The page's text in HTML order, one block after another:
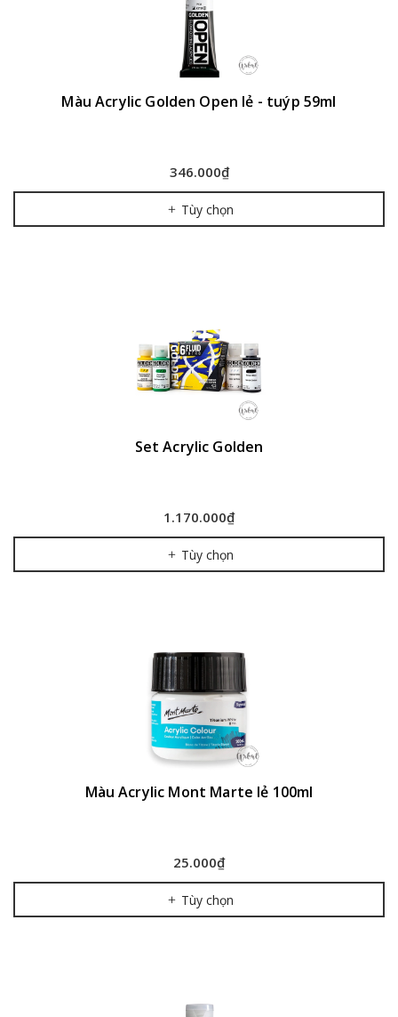
Màu Acrylic Golden Open lẻ - tuýp 59ml
346.000₫
Tùy chọn
Set Acrylic Golden
1.170.000₫
Tùy chọn
Màu Acrylic Mont Marte lẻ 100ml
25.000₫
Tùy chọn